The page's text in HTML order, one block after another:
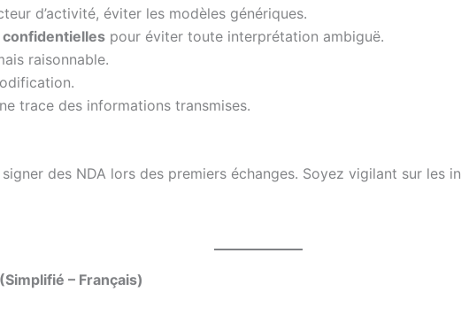
d’activité, éviter les modèles génériques.
pour éviter toute interprétation ambiguë.
raisonnable.
trace des informations transmises.
des NDA lors des premiers échanges. Soyez vigilant sur les
– Français)